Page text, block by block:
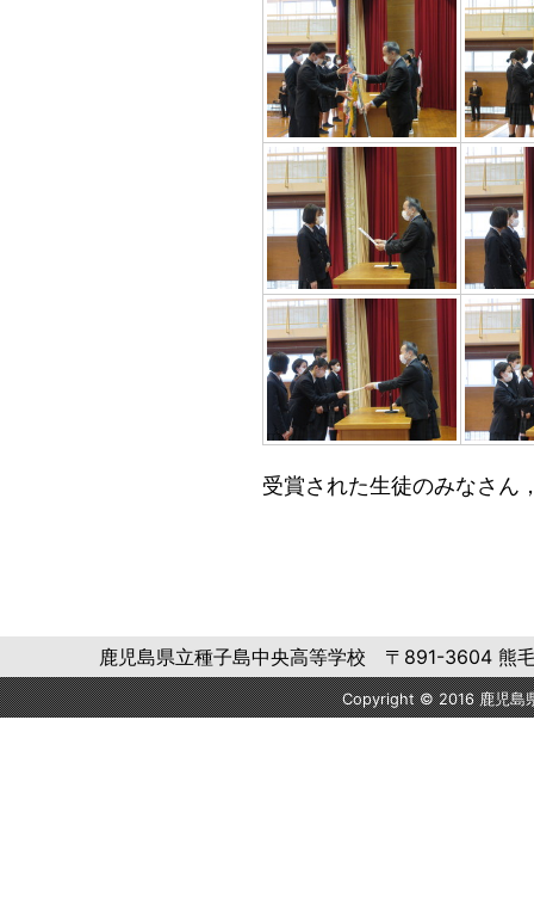
受賞された生徒のみなさん
鹿児島県立種子島中央高等学校 〒891-3604
Copyright © 2016 鹿児島